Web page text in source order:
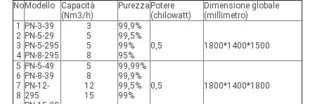
No Modello
Capacità
(Nm3/h)
Purezza Potere
(chilowatt)
Dimensione globale
(millimetro)
1
2
3
4
PN-3-39
PN-5-29
PN-5-295
PN-8-295
3
5
5
8
99,9%
99,5%
99%
95%
0,5 1800*1400*1500
5
6
7
8
PN-5-49
PN-8-39
PN-12-
295
5
8
12
15
99,99%
99,9%
99,5%
99%
0,5 1800*1400*1800